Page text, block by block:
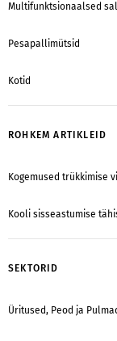
Multifunktsionaalsed
Pesapallimütsid
Kotid
ROHKEM ARTIKLEID
Kogemused trükkimise
Kooli sisseastumise
SEKTORID
Üritused, Peod ja